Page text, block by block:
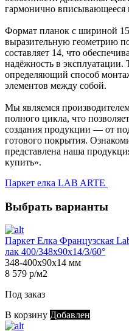
гармонично вписывающееся
Формат планок с шириной
выразительную геометрию
составляет 14, что
надёжность в
определяющий способ
элементов между собой.
Мы являемся
полного цикла, что
создания продукции — от
готового покрытия.
представлена наша
купить».
Паркет елка LAB ARTE
Выбрать варианты
Паркет Елка Французская
лак 400/348х90х14/3/60°
348-400х90х14 мм
8 579 р/м2
Под заказ
В корзину Добавлен